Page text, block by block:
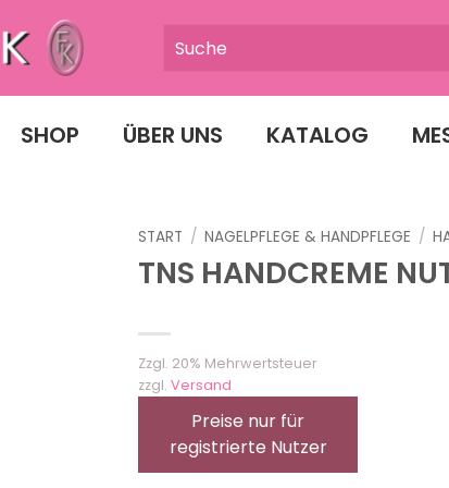
SHOP ÜBER UNS KATALOG
START / NAGELPFLEGE & HANDPFLEGE /
TNS HANDCREME
Zzgl. 20% Mehrwertsteuer
zzgl. Versand
Preise nur für
registrierte Nutzer